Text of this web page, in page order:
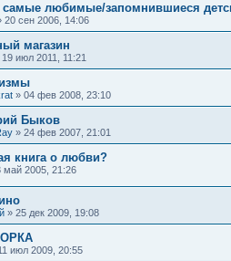
самые любимые/запомнившиеся
20 сен 2006, 14:06
магазин
19 июл 2011, 11:21
» 04 фев 2008, 23:10
Быков
» 24 фев 2007, 21:01
книга о любви?
май 2005, 21:26
» 25 дек 2009, 19:08
июл 2009, 20:55